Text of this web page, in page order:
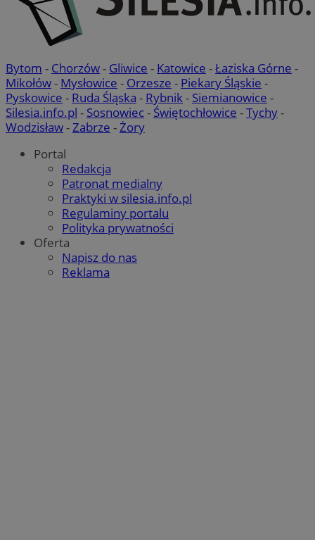
Bytom - Chorzów- Gliwice - Katowice -Łaziska Górne -
Mikołów- Mysłowice - Orzesze - Piekary Śląskie -
Pyskowice - Ruda Śląska - Rybnik- Siemianowice -
Silesia.info.pl - Sosnowiec- Świętochłowice -Tychy-
Wodzisław-Zabrze -Żory
Portal
Redakcja
Patronat medialny
Praktyki w silesia.info.pl
Regulaminy portalu
Polityka prywatności
Oferta
Napisz do nas
Reklama